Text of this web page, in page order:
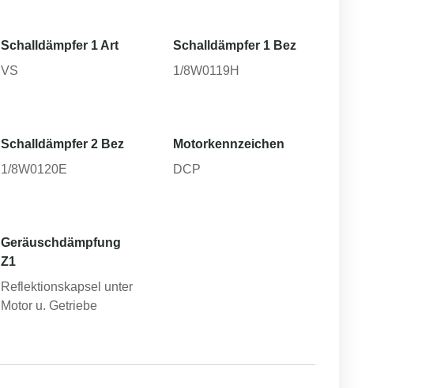
Schalldämpfer 1 Art
VS
Schalldämpfer 1 Bez
1/8W0119H
Schalldämpfer 2 Bez
1/8W0120E
Motorkennzeichen
DCP
Geräuschdämpfung
Z1
Reflektionskapsel unter
Motor u. Getriebe